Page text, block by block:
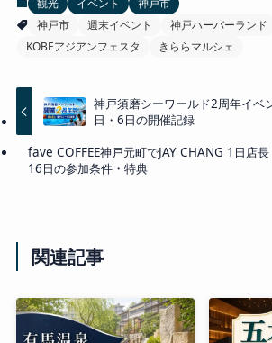
観光 イベント
神戸市
神戸市
週末イベント 神戸ハーバーランド
KOBEアジアンフェスタ
きららマルシェ
神戸須磨シーワールド2周年イベ
日・6日の開催記録
fave COFFEE神戸元町でJAY CHANG 1日店長
16日の参加条件・特典
関連記事